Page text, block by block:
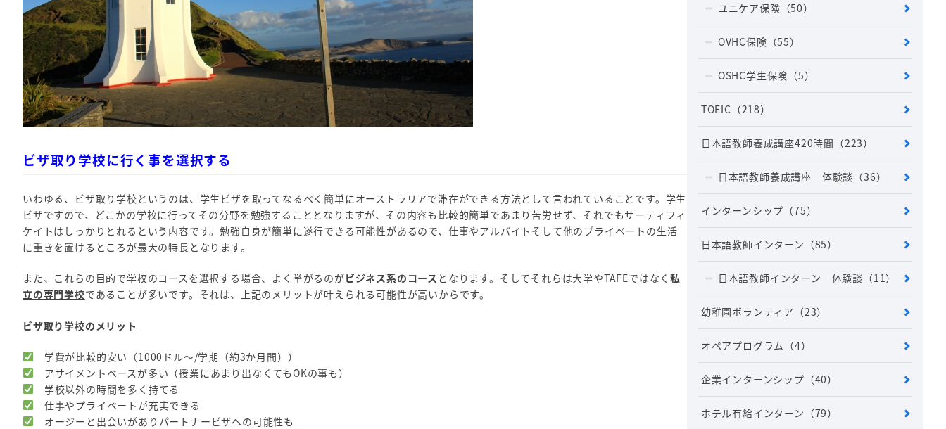
ビザ取り学校に行く事を選択する
いわゆる、ビザ取り学校というのは、学生ビザを取ってなるべく簡単にオーストラリアで滞在ができる方法として言われていることです。学生
ビザですので、どこかの学校に行ってその分野を勉強することとなりますが、その内容も比較的簡単であまり苦労せず、それでもサーティフィ
ケイトはしっかりとれるという内容です。勉強自身が簡単に遂行できる可能性があるので、仕事やアルバイトそして他のプライベートの生活
に重きを置けるところが最大の特長となります。
また、これらの目的で学校のコースを選択する場合、よく挙がるのがビジネス系のコース となります。そしてそれらは大学やTAFEではなく私
立の専門学校であることが多いです。それは、上記のメリットが叶えられる可能性が高いからです。
ビザ取り学校のメリット
学費が比較的安い（1000ドル～/学期（約3か月間））
アサイメントベースが多い（授業にあまり出なくてもOKの事も）
学校以外の時間を多く持てる
仕事やプライベートが充実できる
オージーと出会いがありパートナービザへの可能性も
ユニケア保険 （50）
OVHC保険 （55）
OSHC学生保険 （5）
TOEIC （218）
日本語教師養成講座420時間 （223）
日本語教師養成講座 体験談 （36）
インターンシップ （75）
日本語教師インターン （85）
日本語教師インターン 体験談 （11）
幼稚園ボランティア （23）
オペアプログラム （4）
企業インターンシップ （40）
ホテル有給インターン （79）